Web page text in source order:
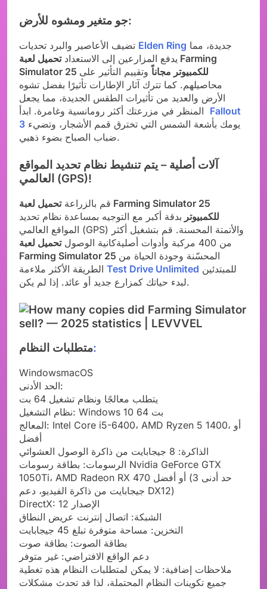
جو متغير ومشوه للأرض:
Elden Ring
يدفع المزارعين إلى الاستعدادتحميل لعبة Farming
Simulator 25 للكمبيوتر مجاناً وتقييم التأثير على
محاصيلهم. كما تترك آثار الإطارات تأثيرًا بفضل تشوه
الأرض والعديد من تأثيرات الطقس الجديدة، مما يجعل
Fallout
3
ضباب الصباح بضوء ذهبي.
آلات أصلية – يتم تنشيط نظام تحديد المواقع
العالمي (GPS)!
قم بالزراعةتحميل لعبة Farming Simulator 25
للكمبيوتر بدقة أكبر مع التوجيه بمساعدة نظام تحديد
المواقع العالمي (GPS) والأتمتة المحسنة. قم بتشغيل أكثر
من 400 مركبة وأدوات أصليةكانية الوصول
تحميل لعبة
Farming Simulator 25 المحسّنة وجودة الحياة من
Test Drive Unlimited
لبدء حياتك كمزارع جديد أو عائد. إذا لم يكن.
متطلبات النظام:
WindowsmacOS
الحد الأدنى:
يتطلب معالجًا ونظام تشغيل 64 بت
نظام التشغيل: Windows 10 64 بت
المعالج: Intel Core i5-6400، AMD Ryzen 5 1400، أو
أفضل
الذاكرة: 8 جيجابايت من ذاكرة الوصول العشوائي
الرسومات: بطاقة رسومات Nvidia GeForce GTX
1050Ti، AMD Radeon RX 470 أو أفضل (حد أدنى 3
جيجابايت من ذاكرة الفيديو، دعم DX12)
DirectX: الإصدار 12
الشبكة: اتصال إنترنت عريض النطاق
التخزين: مساحة متوفرة تبلغ 45 جيجابايت
بطاقة الصوت: بطاقة صوت
دعم الواقع الافتراضي: غير متوفر
ملاحظات إضافية: لا يمكن لمتطلبات النظام هذه تغطية
جميع تكوينات النظام المحتملة، لذا قد تحدث مشكلات